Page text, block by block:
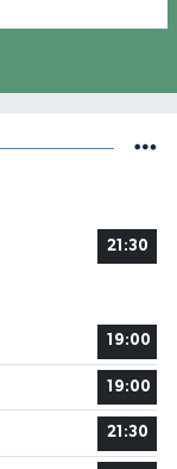
21:30
19:00
19:00
21:30